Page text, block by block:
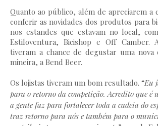
Quanto ao público, além de apreciarem a
conferir as novidades dos produtos para
nos estandes que estavam no local,
Estiloventura, Bicishop e Off Camber.
tiveram a chance de degustar uma nova
mineira, a Bend Beer.
Os lojistas tiveram um bom resultado. “Eu
para o retorno da competição. Acredito que é
a gente faz para fortalecer toda a cadeia do
traz retorno para nós e também para o